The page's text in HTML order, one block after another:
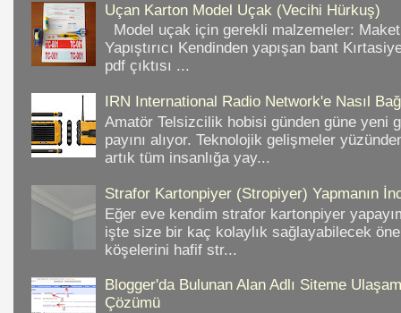
Uçan Karton Model Uçak (Vecihi Hürkuş)
Model uçak için gerekli malzemeler: Maket
Yapıştırıcı Kendinden yapışan bant
pdf çıktısı ...
IRN International Radio Network'e Nasıl
Amatör Telsizcilik hobisi günden güne yeni
payını alıyor. Teknolojik gelişmeler
artık tüm insanlığa yay...
Strafor Kartonpiyer (Stropiyer) Yapmanın
Eğer eve kendim strafor kartonpiyer
işte size bir kaç kolaylık sağlayabilecek
köşelerini hafif str...
Blogger'da Bulunan Alan Adlı Siteme
Çözümü